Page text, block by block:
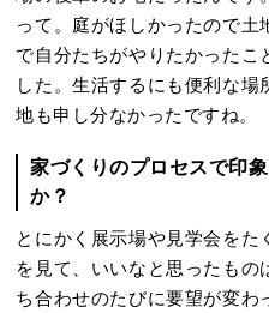
って。庭がほしかったので土
で自分たちがやりたかったこ
した。生活するにも便利な
地も申し分なかったですね。
家づくりのプロセスで印
か？
とにかく展示場や見学会をた
を見て、いいなと思ったも
ち合わせのたびに要望が変